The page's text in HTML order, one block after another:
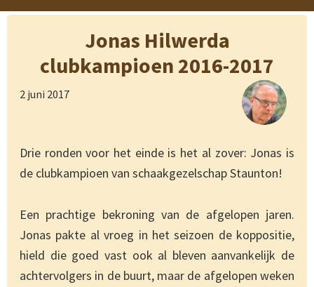
Jonas Hilwerda
clubkampioen 2016-2017
2 juni 2017
Drie ronden voor het einde is het al zover: Jonas is
de clubkampioen van schaakgezelschap Staunton!
Een prachtige bekroning van de afgelopen jaren.
Jonas pakte al vroeg in het seizoen de koppositie,
hield die goed vast ook al bleven aanvankelijk de
achtervolgers in de buurt, maar de afgelopen weken